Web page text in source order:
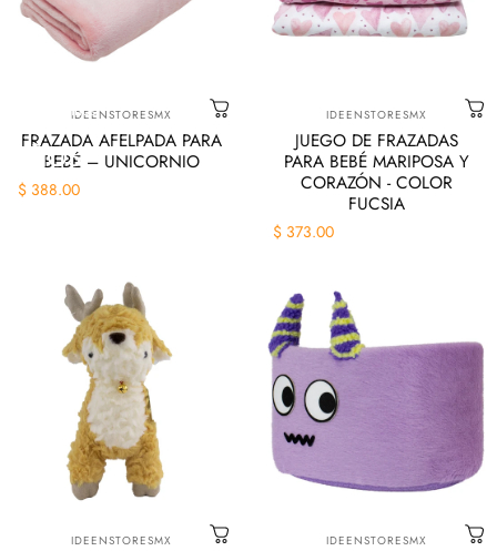
Niños
NIÑOS
Marca:
IDEENSTORESMX
FRAZADA AFELPADA PARA
BEBÉ – UNICORNIO
$ 388.00
Marca:
IDEENSTORESMX
JUEGO DE FRAZADAS
PARA BEBÉ MARIPOSA Y
CORAZÓN - COLOR
FUCSIA
$ 373.00
Marca:
IDEENSTORESMX Marca:
IDEENSTORESMX